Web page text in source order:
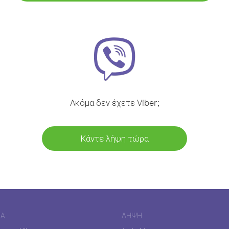
Ακόμα δεν έχετε Viber;
Κάντε λήψη τώρα
ΛΉΨΗ